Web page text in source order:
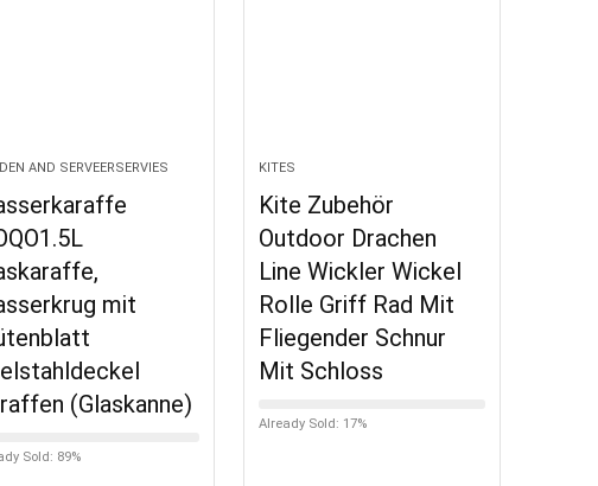
AND SERVEERSERVIES
mit
(Glaskanne)
Sold: 89%
KITES
Kite Zubehör
Outdoor Drachen
Line Wickler Wickel
Rolle Griff Rad Mit
Fliegender Schnur
Mit Schloss
Already Sold: 17%